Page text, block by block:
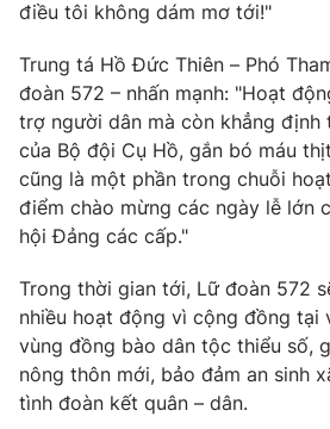
Ðiện thoại Thời báo VTV:024.66 897
Liên hệ quảng cáo:
024-7300.7108
® Cấm sao chép dưới mọi hình thức
điều tôi không dám mơ tới!"
Trung tá Hồ Đức Thiên – Phó
đoàn 572 – nhấn mạnh: "Hoạt
trợ người dân mà còn khẳng
của Bộ đội Cụ Hồ, gắn bó máu
cũng là một phần trong chuỗi
điểm chào mừng các ngày lễ lớn
hội Đảng các cấp."
Trong thời gian tới, Lữ đoàn 572
nhiều hoạt động vì cộng đồng tại
vùng đồng bào dân tộc thiểu số,
nông thôn mới, bảo đảm an sinh
tình đoàn kết quân – dân.